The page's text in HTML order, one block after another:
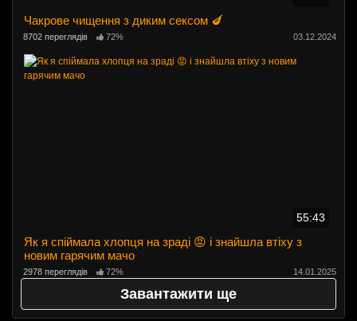
Чакрове чищення з диким сексом 🍆
8702 переглядів 72% 03.12.2024
55:43
Як я спіймала хлопця на зраді 😡 і знайшла втіху з
новим гарячим мачо
2978 переглядів 72% 14.01.2025
Завантажити ще